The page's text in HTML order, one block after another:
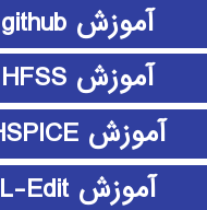
آموزش github
آموزش HFSS
آموزش HSPICE
آموزش L-Edit